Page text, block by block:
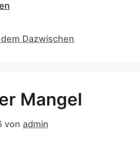
Dazwischen
Mangel
von admin